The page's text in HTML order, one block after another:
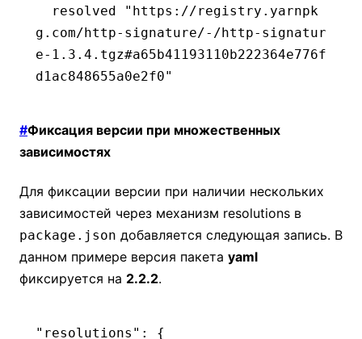
g.com/http-signature/-/http-signatur
e-1.3.4.tgz#a65b41193110b222364e776f
d1ac848655a0e2f0"
#Фиксация версии при множественных
зависимостях
Для фиксации версии при наличии нескольких
зависимостей через механизм resolutions в
package.json добавляется следующая запись. В
данном примере версия пакета yaml
фиксируется на 2.2.2.
"resolutions" : {